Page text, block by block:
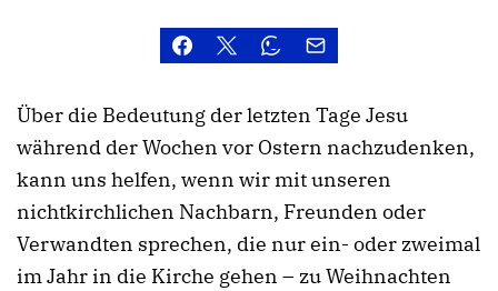
Über die Bedeutung der letzten Tage Jesu
während der Wochen vor Ostern nachzudenken,
kann uns helfen, wenn wir mit unseren
nichtkirchlichen Nachbarn, Freunden oder
Verwandten sprechen, die nur ein- oder zweimal
im Jahr in die Kirche gehen – zu Weihnachten